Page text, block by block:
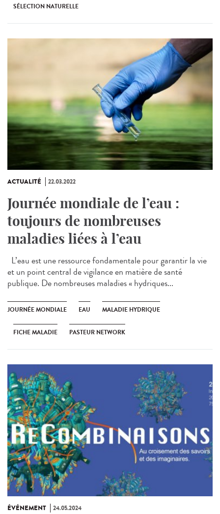
SÉLECTION NATURELLE
ACTUALITÉ 22.03.2022
Journée mondiale de l’eau :
toujours de nombreuses
maladies liées à l’eau
L’eau est une ressource fondamentale pour garantir la vie
et un point central de vigilance en matière de santé
publique. De nombreuses maladies « hydriques...
JOURNÉE MONDIALE EAU MALADIE HYDRIQUE
FICHE MALADIE PASTEUR NETWORK
ÉVÉNEMENT 24.05.2024